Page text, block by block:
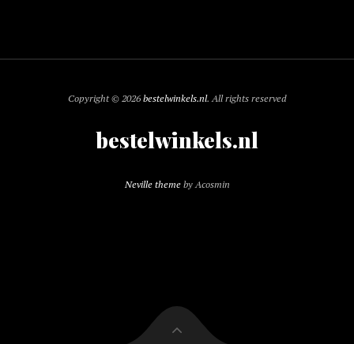
Copyright © 2026bestelwinkels.nl. All rights reserved
bestelwinkels.nl
Neville themeby Acosmin